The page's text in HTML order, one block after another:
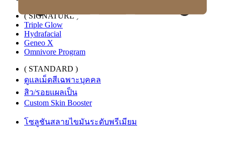
( SIGNATURE )
Triple Glow
Hydrafacial
Geneo X
Omnivore Program
( STANDARD )
ดูแลเม็ดสีเฉพาะบุคคล
สิว/รอยแผลเป็น
Custom Skin Booster
โซลูชันสลายไขมันระดับพรีเมียม